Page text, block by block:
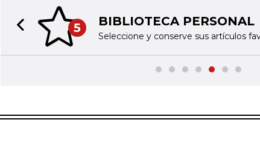
5 BIBLIOTECA PERSONAL
Seleccione y conserve sus artículos
Previous slide